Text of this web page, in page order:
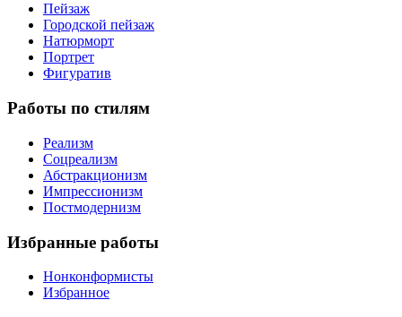
Пейзаж
Городской пейзаж
Натюрморт
Портрет
Фигуратив
Работы по стилям
Реализм
Соцреализм
Абстракционизм
Импрессионизм
Постмодернизм
Избранные работы
Нонконформисты
Избранное